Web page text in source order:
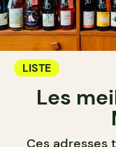
LISTE
Les
Ces adresses